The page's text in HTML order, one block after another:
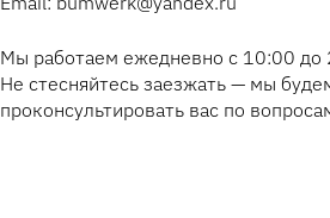
Мы работаем ежедневно с 10:00 до
Не стесняйтесь заезжать — мы
проконсультировать вас по